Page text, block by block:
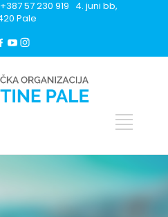
57 230 919 4. juni bb,
Pale